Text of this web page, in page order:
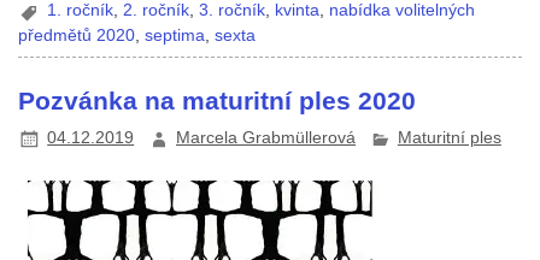
1. ročník,2. ročník,3. ročník, kvinta, nabídka volitelných
předmětů 2020 ,septima ,sexta
Pozvánka na maturitní ples 2020
04.12.2019 Marcela Grabmüllerová Maturitní ples